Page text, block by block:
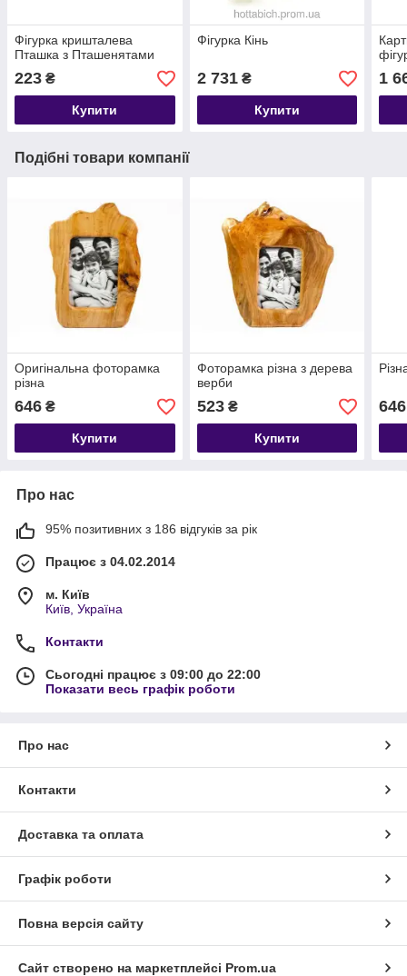
Фігурка кришталева
Пташка з Пташенятами
223 ₴
Купити
Фігурка Кінь
2 731₴
Купити
1
Подібні товари компанії
Оригінальна фоторамка
різна
646 ₴
Купити
Фоторамка різна з дерева
верби
523₴
Купити
646
Про нас
95% позитивних з 186 відгуків за рік
Працює з 04.02.2014
м. Київ
Київ, Україна
Контакти
Сьогодні працює з 09:00 до 22:00
Показати весь графік роботи
Про нас
Контакти
Доставка та оплата
Графік роботи
Повна версія сайту
Сайт створено на маркетплейсі Prom.ua